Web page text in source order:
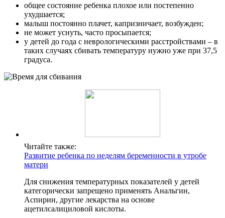
общее состояние ребенка плохое или постепенно
ухудшается;
малыш постоянно плачет, капризничает, возбужден;
не может уснуть, часто просыпается;
у детей до года с неврологическими расстройствами – в
таких случаях сбивать температуру нужно уже при 37,5
градуса.
Читайте также:
Развитие ребенка по неделям беременности в утробе
матери
Для снижения температурных показателей у детей
категорически запрещено применять Анальгин,
Аспирин, другие лекарства на основе
ацетилсалициловой кислоты.